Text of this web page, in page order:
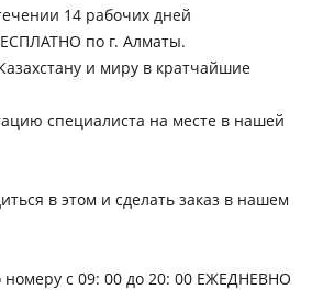
(J1), 1995 - 2000 2 поколение
(XD), 2003 - 2010 3
(XD), 2006 - 2011 4 поколение (HD),
(MD/UD), 2013 - 2016 5 поколение
- 2020 6 поколение (AD/ADA),
рестайлинг (AD/ADA)
LX, 1998 - 2002 XG, 2002 - 2005 XG
IG рестайлинг, 2022 - н.в. 7
IG, 2011 - 2016 HG, 2009 - 2011 TG
14 рабочих дней
по г. Алматы.
и миру в кратчайшие
специалиста на месте в нашей
в этом и сделать заказ в нашем
с 09: 00 до 20: 00 ЕЖЕДНЕВНО